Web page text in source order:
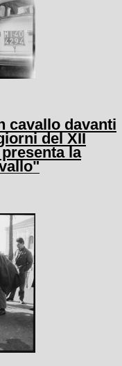
cavallo davanti
del XII
la